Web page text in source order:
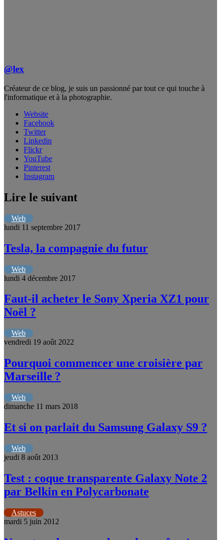
@lex
Créateur de ce blog, je suis un passionné par tout ce qui touche à
l'informatique et à la photographie.
Website
Facebook
Twitter
Linkedin
Flickr
YouTube
Pinterest
Instagram
Lire le suivant
Web
lundi 11 septembre 2017
Tesla, la compagnie du futur
Web
lundi 4 décembre 2017
Faut-il acheter le Sony Xperia XZ1 pour
Noël ?
Web
vendredi 19 août 2022
Pourquoi commencer une croisière par
Marseille ?
Web
dimanche 11 mars 2018
Et si on parlait du Samsung Galaxy S9 ?
Web
jeudi 8 août 2013
Test : coque transparente Galaxy Note 2
par Belkin en Polycarbonate
Astuces
mardi 5 juin 2012